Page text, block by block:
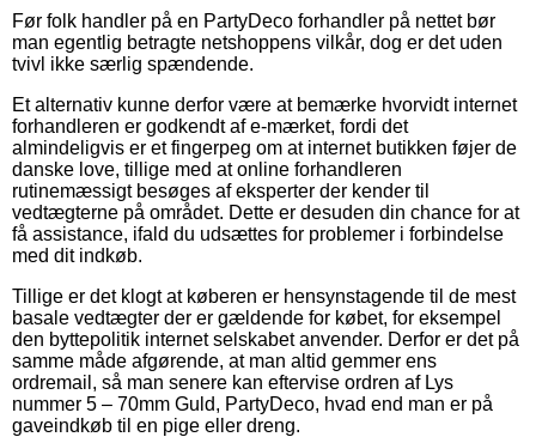
Før folk handler på en PartyDeco forhandler på nettet bør
man egentlig betragte netshoppens vilkår, dog er det uden
tvivl ikke særlig spændende.
Et alternativ kunne derfor være at bemærke hvorvidt internet
forhandleren er godkendt af e-mærket, fordi det
almindeligvis er et fingerpeg om at internet butikken føjer de
danske love, tillige med at online forhandleren
rutinemæssigt besøges af eksperter der kender til
vedtægterne på området. Dette er desuden din chance for at
få assistance, ifald du udsættes for problemer i forbindelse
med dit indkøb.
Tillige er det klogt at køberen er hensynstagende til de mest
basale vedtægter der er gældende for købet, for eksempel
den byttepolitik internet selskabet anvender. Derfor er det på
samme måde afgørende, at man altid gemmer ens
ordremail, så man senere kan eftervise ordren af Lys
nummer 5 – 70mm Guld, PartyDeco, hvad end man er på
gaveindkøb til en pige eller dreng.